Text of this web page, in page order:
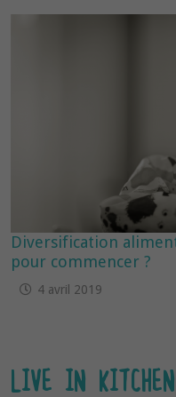
Diversification
pour commencer ?
4 avril 2019
LIVE IN